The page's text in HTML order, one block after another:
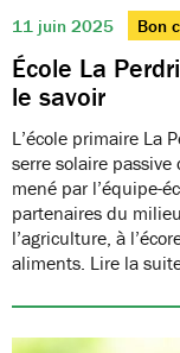
11 juin 2025 Bon
École La
le savoir
L’école primaire La
serre solaire passive
mené par l’équipe-
partenaires du
l’agriculture, à
aliments. Lire la